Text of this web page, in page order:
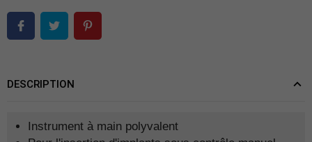
DESCRIPTION
Instrument à main polyvalent